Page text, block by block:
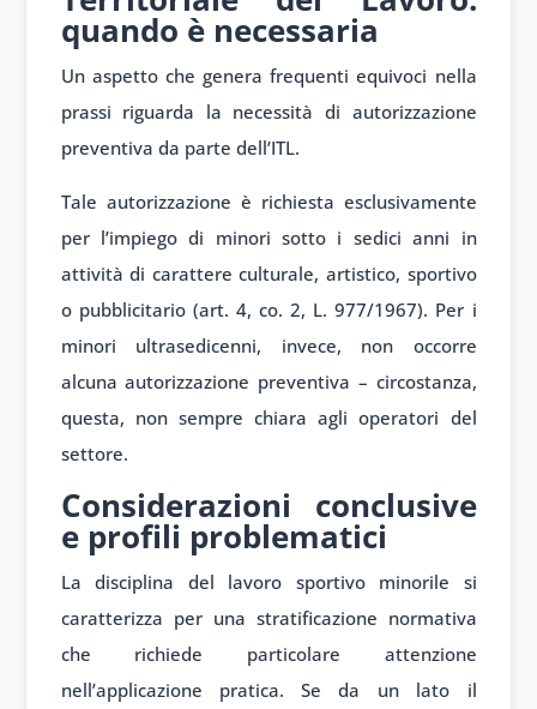
quando è necessaria
Un aspetto che genera frequenti equivoci nella
prassi riguarda la necessità di autorizzazione
preventiva da parte dell’ITL.
Tale autorizzazione è richiesta esclusivamente
per l’impiego di minori sotto i sedici anni in
attività di carattere culturale, artistico, sportivo
o pubblicitario (art. 4, co. 2, L. 977/1967). Per i
minori ultrasedicenni, invece, non occorre
alcuna autorizzazione preventiva – circostanza,
questa, non sempre chiara agli operatori del
settore.
Considerazioni conclusive
e profili problematici
La disciplina del lavoro sportivo minorile si
caratterizza per una stratificazione normativa
che richiede particolare attenzione
nell’applicazione pratica. Se da un lato il